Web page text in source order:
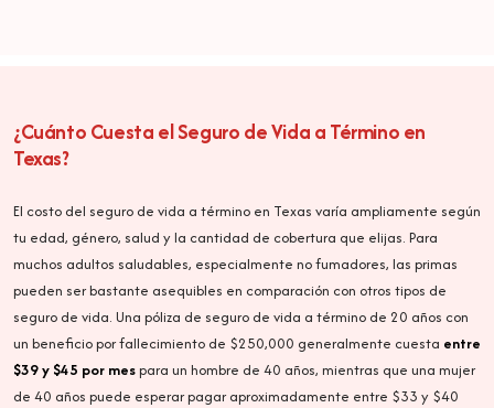
¿Cuánto Cuesta el Seguro de Vida a Término en
Texas?
El costo del seguro de vida a término en Texas varía ampliamente según
tu edad, género, salud y la cantidad de cobertura que elijas. Para
muchos adultos saludables, especialmente no fumadores, las primas
pueden ser bastante asequibles en comparación con otros tipos de
seguro de vida. Una póliza de seguro de vida a término de 20 años con
un beneficio por fallecimiento de $250,000 generalmente cuesta entre
$39 y $45 por mespara un hombre de 40 años, mientras que una mujer
de 40 años puede esperar pagar aproximadamente entre $33 y $40